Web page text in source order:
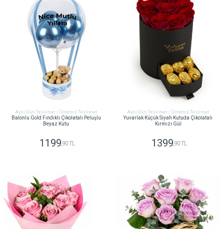
Aynı Gün Teslimat / Ücretsiz Teslimat
Balonlu Gold Fındıklı Çikolatalı Peluşlu
Beyaz Kutu
1199 ,90 TL
Aynı Gün Teslimat / Ücretsiz Teslimat
Yuvarlak Küçük Siyah Kutuda Çikolatalı
Kırmızı Gül
1399 ,90 TL